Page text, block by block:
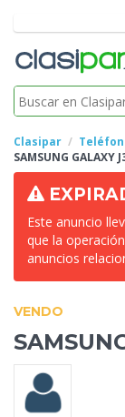
Clasipar
SAMSUNG GALAXY
Este anuncio
que la
anuncios
VENDO